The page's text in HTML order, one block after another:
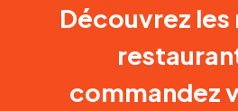
Découvrez les
commandez